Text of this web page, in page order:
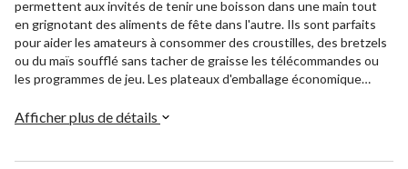
permettent aux invités de tenir une boisson dans une main tout
en grignotant des aliments de fête dans l'autre. Ils sont parfaits
pour aider les amateurs à consommer des croustilles, des bretzels
ou du maïs soufflé sans tacher de graisse les télécommandes ou
les programmes de jeu. Les plateaux d'emballage économique
football à un prix abordable, ce qui vous permet de vous
Afficher plus de détails